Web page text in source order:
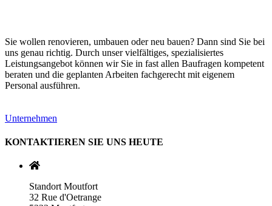
Sie wollen renovieren, umbauen oder neu bauen? Dann sind Sie bei
uns genau richtig. Durch unser vielfältiges, spezialisiertes
Leistungsangebot können wir Sie in fast allen Baufragen kompetent
beraten und die geplanten Arbeiten fachgerecht mit eigenem
Personal ausführen.
Unternehmen
KONTAKTIEREN SIE UNS HEUTE
Standort Moutfort
32 Rue d'Oetrange